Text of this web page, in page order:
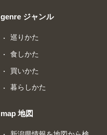
genre ジャンル
巡りかた
食しかた
買いかた
暮らしかた
map 地図